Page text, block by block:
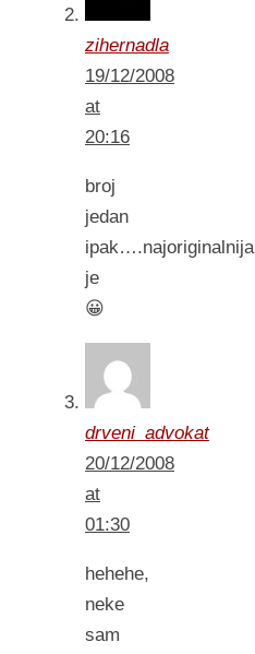
zihernadla
19/12/2008
at
20:16
broj
jedan
ipak….najoriginalnija
je
😀
drveni_advokat
20/12/2008
at
01:30
hehehe,
neke
sam